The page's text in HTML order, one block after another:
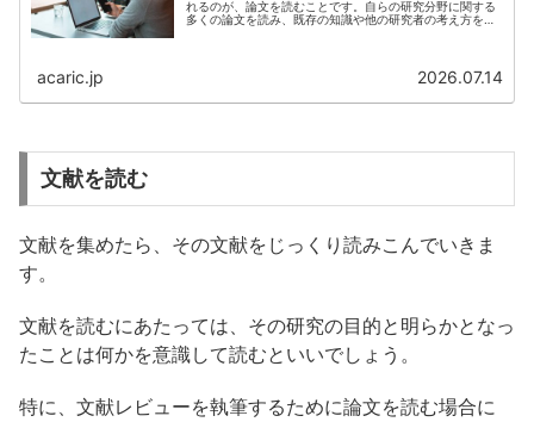
れるのが、論文を読むことです。自らの研究分野に関する
多くの論文を読み、既存の知識や他の研究者の考え方を学
acaric.jp 2026.07.14
文献を読む
文献を集めたら、その文献をじっくり読みこんでいきま
す。
文献を読むにあたっては、その研究の目的と明らかとなっ
たことは何かを意識して読むといいでしょう。
特に、文献レビューを執筆するために論文を読む場合に